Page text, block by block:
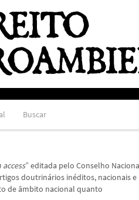
Buscar
access” editada pelo Conselho
doutrinários inéditos, nacionais e
de âmbito nacional quanto